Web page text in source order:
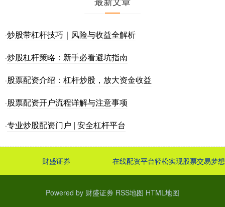
·炒股带杠杆技巧｜风险与收益全解析
·炒股杠杆策略：新手必看避坑指南
·股票配资介绍：杠杆炒股，放大资金收益
·股票配资开户流程详解与注意事项
·专业炒股配资门户 | 安全杠杆平台
财盛证券 在线配资平台轻松实现股票交易梦想
Powered by 财盛证券 RSS地图 HTML地图